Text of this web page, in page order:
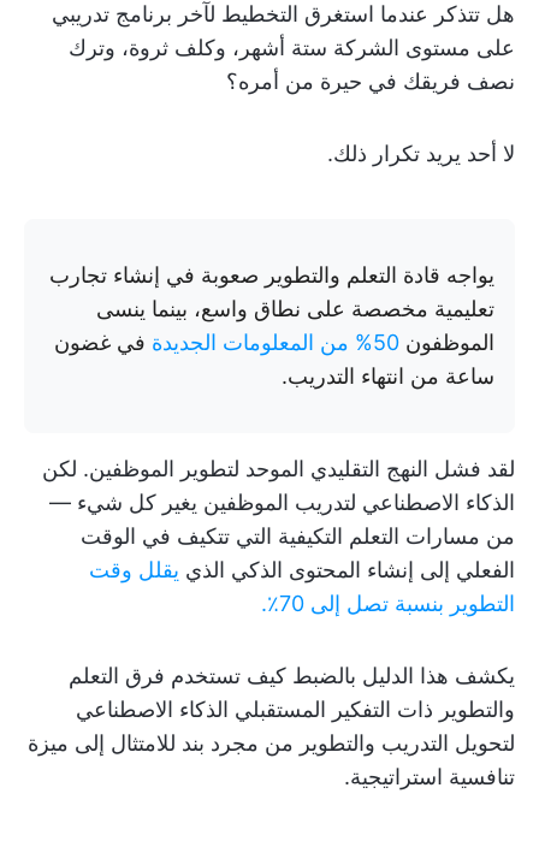
هل تتذكر عندما استغرق التخطيط لآخر برنامج تدريبي
على مستوى الشركة ستة أشهر، وكلف ثروة، وترك
نصف فريقك في حيرة من أمره؟
لا أحد يريد تكرار ذلك.
يواجه قادة التعلم والتطوير صعوبة في إنشاء تجارب
تعليمية مخصصة على نطاق واسع، بينما ينسى
الموظفون 50% من المعلومات الجديدة
في غضون
ساعة من انتهاء التدريب.
لقد فشل النهج التقليدي الموحد لتطوير الموظفين. لكن
الذكاء الاصطناعي لتدريب الموظفين يغير كل شيء —
من مسارات التعلم التكيفية التي تتكيف في الوقت
الفعلي إلى إنشاء المحتوى الذكي الذي يقلل وقت
التطوير بنسبة تصل إلى 70٪.
يكشف هذا الدليل بالضبط كيف تستخدم فرق التعلم
والتطوير ذات التفكير المستقبلي الذكاء الاصطناعي
لتحويل التدريب والتطوير من مجرد بند للامتثال إلى ميزة
تنافسية استراتيجية.